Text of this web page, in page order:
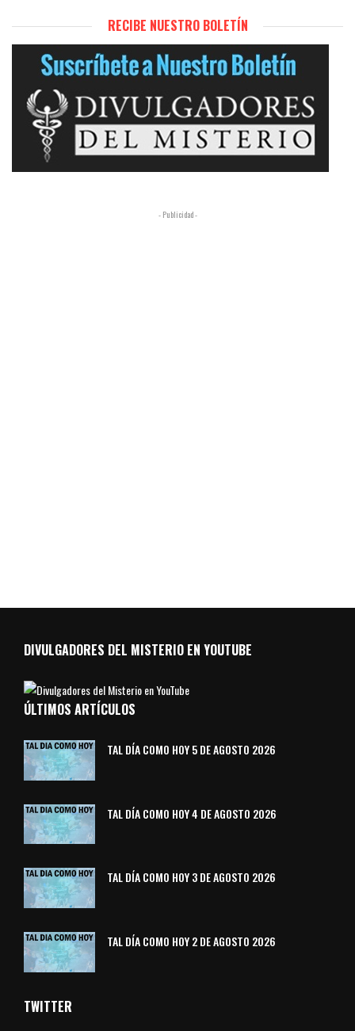
RECIBE NUESTRO BOLETÍN
- Publicidad -
DIVULGADORES DEL MISTERIO EN YOUTUBE
ÚLTIMOS ARTÍCULOS
TAL DÍA COMO HOY 5 DE AGOSTO 2026
TAL DÍA COMO HOY 4 DE AGOSTO 2026
TAL DÍA COMO HOY 3 DE AGOSTO 2026
TAL DÍA COMO HOY 2 DE AGOSTO 2026
TWITTER